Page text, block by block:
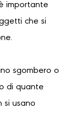
importante
che si
sgombero o
di quante
si usano